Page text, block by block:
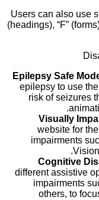
Users can also use
(headings), “F”
Epilepsy Safe
epilepsy to use
risk of seizures
Visually
website for
impairments
Cognitive
different assistive
impairments
others, to